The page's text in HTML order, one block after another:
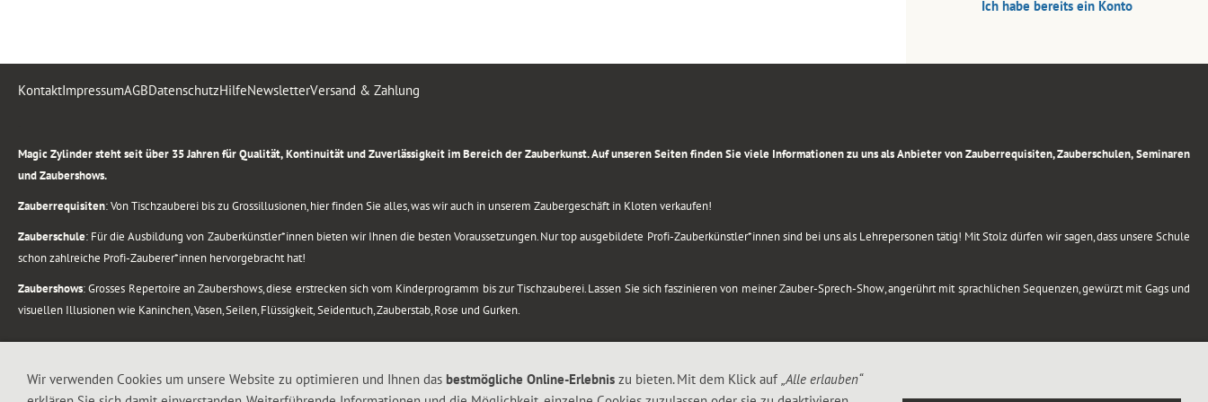
Ich habe bereits ein Konto
KontaktImpressumAGBDatenschutzHilfeNewsletterVersand & Zahlung
Magic Zylinder steht seit über 35 Jahren für Qualität, Kontinuität und Zuverlässigkeit im Bereich der Zauberkunst. Auf unseren Seiten finden Sie viele Informationen zu uns als Anbieter von Zauberrequisiten, Zauberschulen, Seminaren
und Zaubershows.
Zauberrequisiten: Von Tischzauberei bis zu Grossillusionen, hier finden Sie alles, was wir auch in unserem Zaubergeschäft in Kloten verkaufen!
Zauberschule: Für die Ausbildung von Zauberkünstler*innen bieten wir Ihnen die besten Voraussetzungen. Nur top ausgebildete Profi-Zauberkünstler*innen sind bei uns als Lehrepersonen tätig! Mit Stolz dürfen wir sagen, dass unsere Schule
schon zahlreiche Profi-Zauberer*innen hervorgebracht hat!
Zaubershows: Grosses Repertoire an Zaubershows, diese erstrecken sich vom Kinderprogramm bis zur Tischzauberei. Lassen Sie sich faszinieren von meiner Zauber-Sprech-Show, angerührt mit sprachlichen Sequenzen, gewürzt mit Gags und
visuellen Illusionen wie Kaninchen, Vasen, Seilen, Flüssigkeit, Seidentuch, Zauberstab, Rose und Gurken.
.
Alle Rechte vorbehalten. © 1988-2026 Magic Zylinder
Wir verwenden Cookies um unsere Website zu optimieren und Ihnen das bestmögliche Online-Erlebnis zu bieten. Mit dem Klick auf „Alle erlauben“